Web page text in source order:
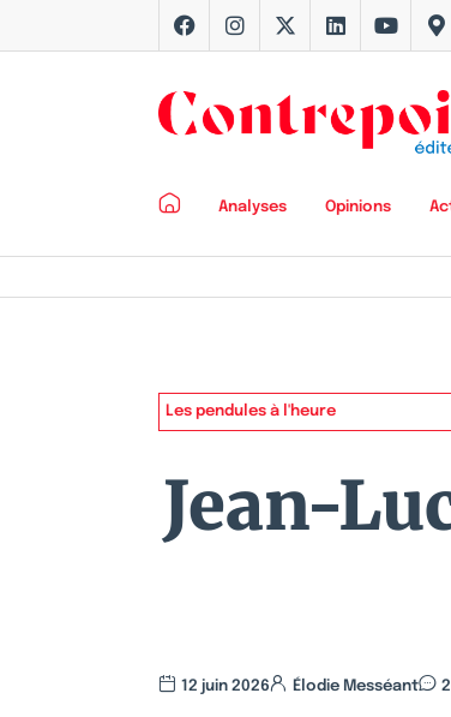
Analyses Opinions
Les pendules à l'heure
Jean-
12 juin 2026 Élodie Messéant